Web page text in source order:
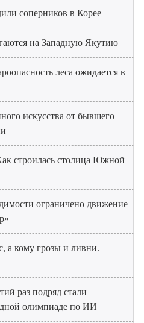
соперников в Корее
на Западную Якутию
леса ожидается в
искусства от бывшего
строилась столица Южной
ограничено движение
а кому грозы и ливни.
раз подряд стали
олимпиаде по ИИ